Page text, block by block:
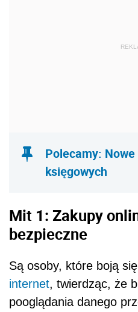
Polecamy:
księgowych
Mit 1: Zakupy
bezpieczne
Są osoby, które boją
internet, twierdząc, że
pooglądania danego